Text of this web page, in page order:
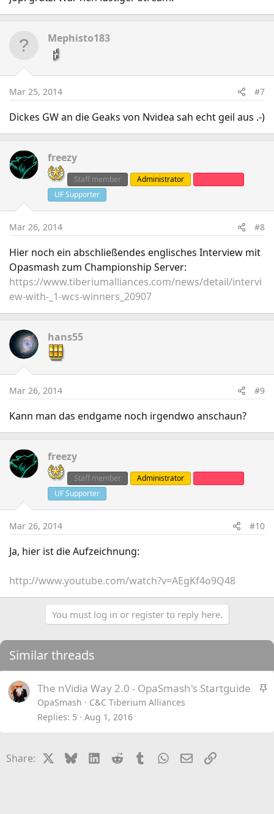
Mephisto183
Mar 25, 2014 #7
Dickes GW an die Geaks von Nvidea sah echt geil aus .-)
freezy
Staff member Administrator
UF Supporter
Mar 26, 2014 #8
Hier noch ein abschließendes englisches Interview mit
Opasmash zum Championship Server:
https://www.tiberiumalliances.com/news/detail/intervi
ew-with-_1-wcs-winners_20907
hans55
Mar 26, 2014 #9
Kann man das endgame noch irgendwo anschaun?
freezy
Staff member Administrator
UF Supporter
Mar 26, 2014 #10
Ja, hier ist die Aufzeichnung:
http://www.youtube.com/watch?v=AEgKf4o9Q48
You must log in or register to reply here.
Similar threads
S
The nVidia Way 2.0 - OpaSmash's Startguide
OpaSmash
C&C Tiberium Alliances
Replies 5 Aug 1, 2016
Share: BlueskyLinkedIn
Reddit TumblrWhatsApp
EmailLink